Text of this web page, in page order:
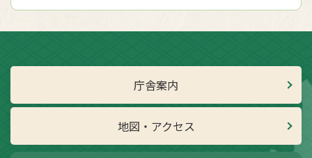
庁舎案内
地図・アクセス